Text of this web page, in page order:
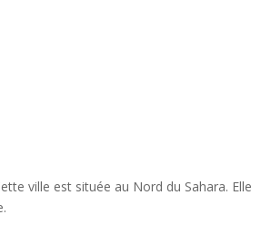
ville est située au Nord du Sahara. Elle